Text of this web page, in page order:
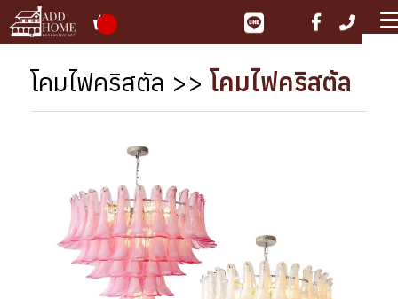
โคมไฟคริสตัล >> โคมไฟคริสตัล